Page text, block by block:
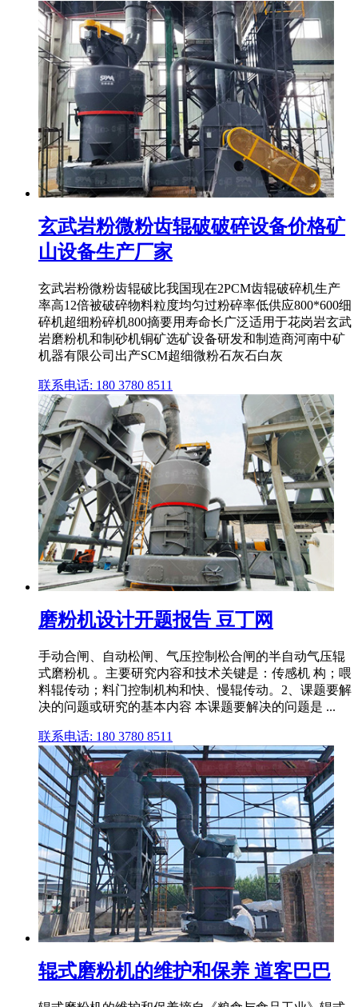
玄武岩粉微粉齿辊破破碎设备价格矿
山设备生产厂家
玄武岩粉微粉齿辊破比我国现在2PCM齿辊破碎机生产
率高12倍被破碎物料粒度均匀过粉碎率低供应800*600细
碎机超细粉碎机800摘要用寿命长广泛适用于花岗岩玄武
岩磨粉机和制砂机铜矿选矿设备研发和制造商河南中矿
机器有限公司出产SCM超细微粉石灰石白灰
联系电话: 180 3780 8511
磨粉机设计开题报告 豆丁网
手动合闸、自动松闸、气压控制松合闸的半自动气压辊
式磨粉机 。主要研究内容和技术关键是：传感机 构；喂
料辊传动；料门控制机构和快、慢辊传动。2、课题要解
决的问题或研究的基本内容 本课题要解决的问题是 ...
联系电话: 180 3780 8511
辊式磨粉机的维护和保养 道客巴巴